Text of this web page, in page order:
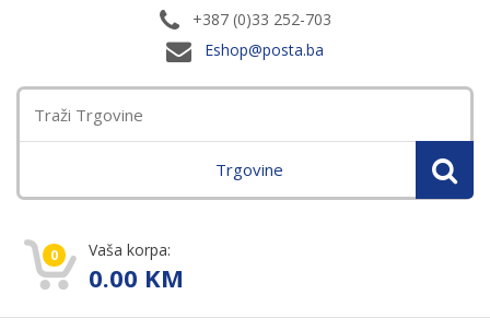
+387 (0)33 252-703
Eshop@posta.ba
Trgovine
0 Vaša korpa:
0.00 KM